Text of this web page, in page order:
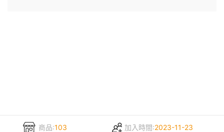
商品:103 加入時間:2023-11-23